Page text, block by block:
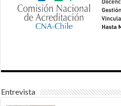
Entrevista